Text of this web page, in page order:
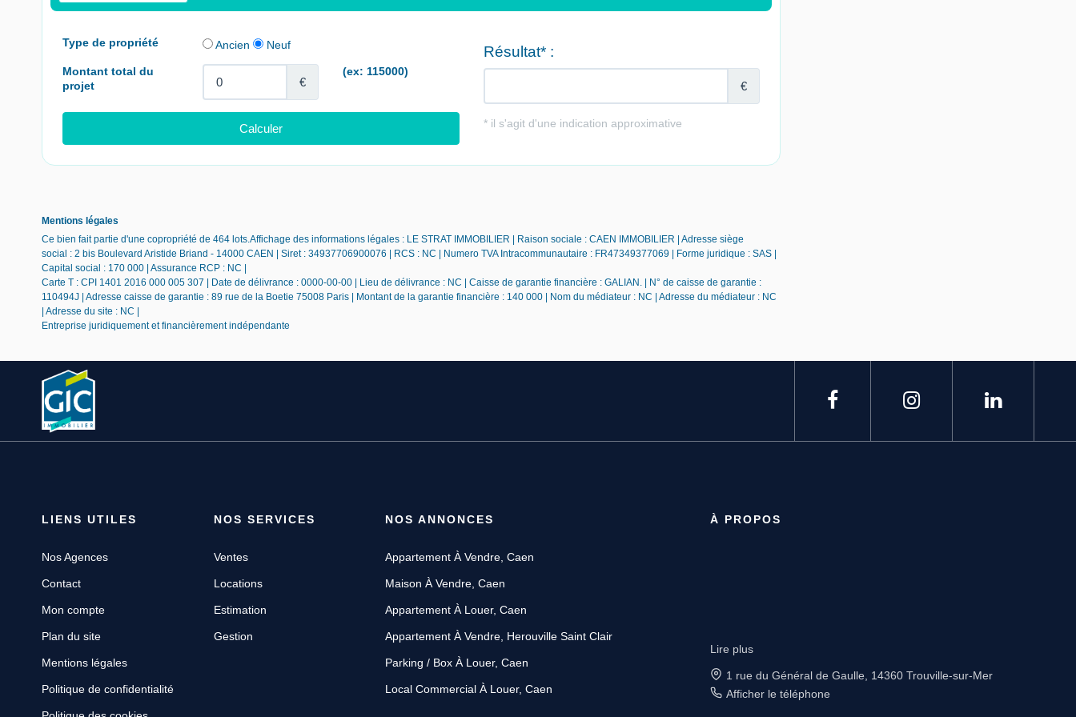
Mentions légales
Ce bien fait partie d'une copropriété de 464 lots.Affichage des informations légales : LE STRAT IMMOBILIER | Raison sociale : CAEN IMMOBILIER | Adresse siège
social : 2 bis Boulevard Aristide Briand - 14000 CAEN | Siret : 34937706900076 | RCS : NC | Numero TVA Intracommunautaire : FR47349377069 | Forme juridique : SAS |
Capital social : 170 000 | Assurance RCP : NC |
Carte T : CPI 1401 2016 000 005 307 | Date de délivrance : 0000-00-00 | Lieu de délivrance : NC | Caisse de garantie financière : GALIAN. | N° de caisse de garantie :
110494J | Adresse caisse de garantie : 89 rue de la Boetie 75008 Paris | Montant de la garantie financière : 140 000 | Nom du médiateur : NC | Adresse du médiateur : NC
| Adresse du site : NC |
Entreprise juridiquement et financièrement indépendante
LIENS UTILES
Nos Agences
Contact
Mon compte
Plan du site
Mentions légales
Politique de confidentialité
NOS SERVICES
Ventes
Locations
Estimation
Gestion
NOS ANNONCES
Appartement À Vendre, Caen
Maison À Vendre, Caen
Appartement À Louer, Caen
Appartement À Vendre, Herouville Saint Clair
Parking / Box À Louer, Caen
Local Commercial À Louer, Caen
À PROPOS
Lire plus
4 rue Saint Sauveur, 14000 CAEN
Afficher le téléphone